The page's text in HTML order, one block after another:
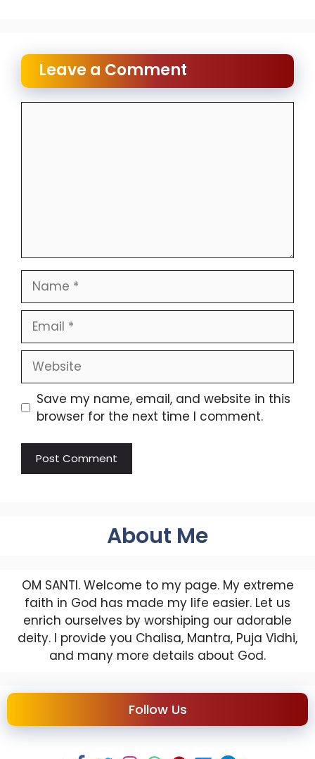
Leave a Comment
Name
Email
Website
Save my name, email, and website in this
browser for the next time I comment.
About Me
OM SANTI. Welcome to my page. My extreme
faith in God has made my life easier. Let us
enrich ourselves by worshiping our adorable
deity. I provide you Chalisa, Mantra, Puja Vidhi,
and many more details about God.
Follow Us